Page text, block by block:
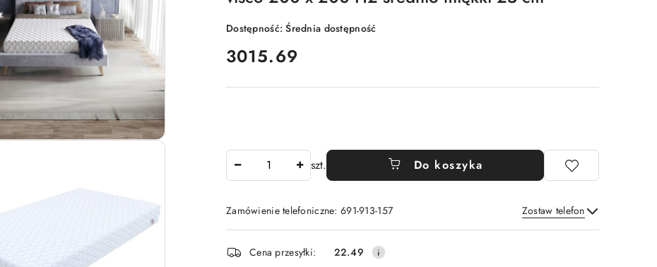
Dostępność:Średnia dostępność
cena:
3015.69
szt. Do koszyka
Zamówienie telefoniczne: 691-913-157 Zostaw telefon
Wyślij
Dostępność
Cena przesyłki: 22.49